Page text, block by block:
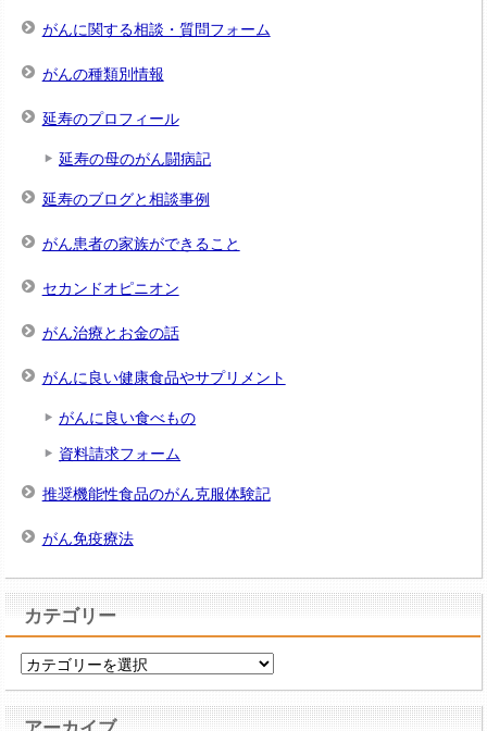
がんに関する相談・質問フォーム
がんの種類別情報
延寿のプロフィール
延寿の母のがん闘病記
延寿のブログと相談事例
がん患者の家族ができること
セカンドオピニオン
がん治療とお金の話
がんに良い健康食品やサプリメント
がんに良い食べもの
資料請求フォーム
推奨機能性食品のがん克服体験記
がん免疫療法
カテゴリー
カ
ゴ